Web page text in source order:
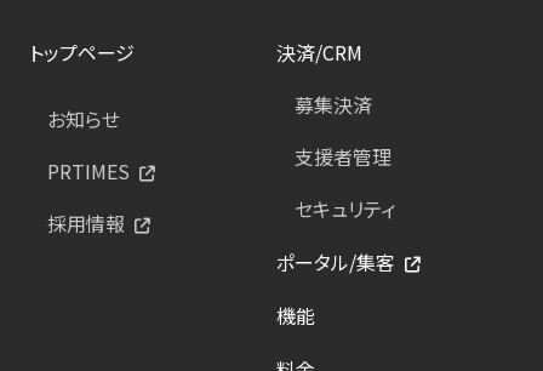
トップページ
お知らせ
PRTIMES
採用情報
決済/CRM
募集決済
支援者管理
セキュリティ
ポータル/集客
機能